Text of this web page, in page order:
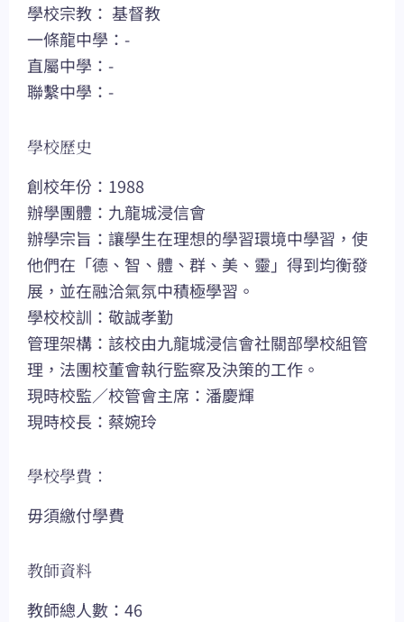
學校宗教： 基督教
一條龍中學：-
直屬中學：-
聯繫中學：-
學校歷史
創校年份：1988
辦學團體：九龍城浸信會
辦學宗旨：讓學生在理想的學習環境中學習，使
他們在「德、智、體、群、美、靈」得到均衡發
展，並在融洽氣氛中積極學習。
學校校訓：敬誠孝勤
管理架構：該校由九龍城浸信會社關部學校組管
理，法團校董會執行監察及決策的工作。
現時校監／校管會主席：潘慶輝
現時校長：蔡婉玲
學校學費：
毋須繳付學費
教師資料
教師總人數：46